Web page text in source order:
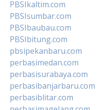
PBSIkaltim.com
PBSIsumbar.com
PBSIbaubau.com
PBSIbitung.com
pbsipekanbaru.com
perbasimedan.com
perbasisurabaya.com
perbasibanjarbaru.com
perbasiblitar.com